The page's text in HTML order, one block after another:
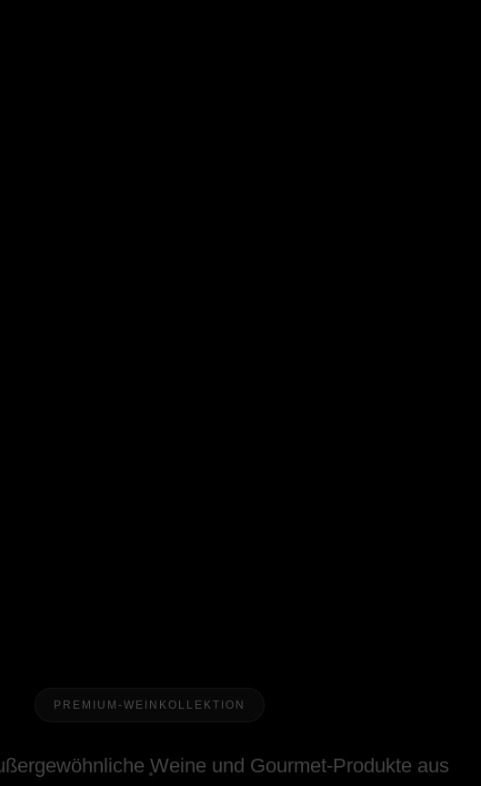
PREMIUM-WEINKOLLEKTION
Weine und Gourmet-Produkte aus